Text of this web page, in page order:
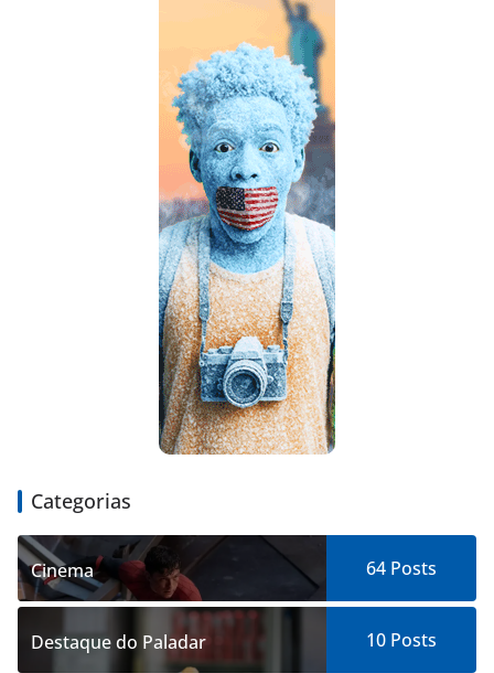
Categorias
Cinema 64 Posts
Destaque do Paladar 10 Posts